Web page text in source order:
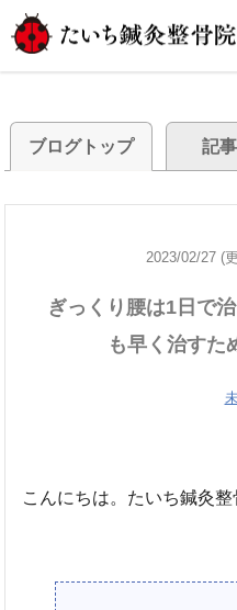
ブログトップ 記
2023/02/27 (
ぎっくり腰は1日で
も早く治すた
こんにちは。たいち鍼灸整